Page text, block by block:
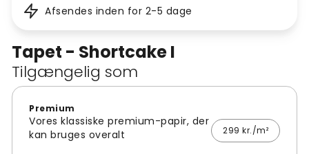
Tapet - Shortcake I
Tilgængelig som
Premium
Vores klassiske premium-papir, der
kan bruges overalt
299 kr./m²
Afsendes inden for 2-5 dage